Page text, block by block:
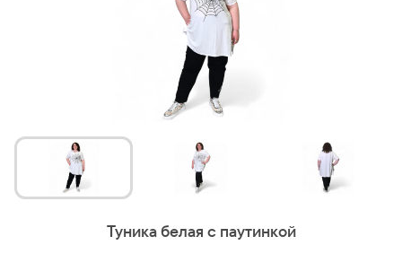
Туника белая с паутинкой